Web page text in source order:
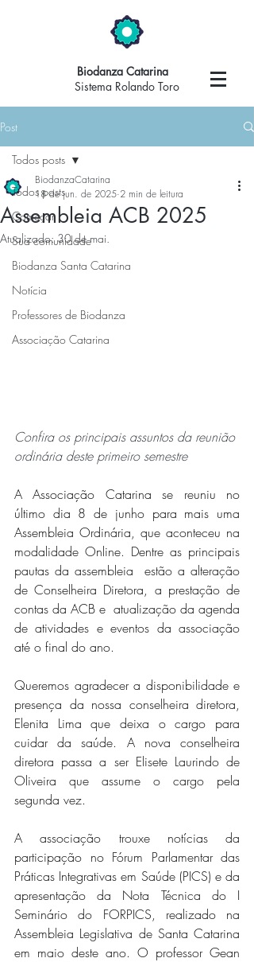
Biodanza Catarina
Sistema Rolando Toro
Post
Todos posts
Começar
Sua comunidade
Biodanza Santa Catarina
Notícia
Professores de Biodanza
Associação Catarina
Todos posts
Assembleia ACB 2025
BiodanzaCatarina
18 de jun. de 2025 2 min de leitura
Atualizado:30 de mai.
Confira os principais assuntos da reunião
ordinária deste primeiro semestre
A Associação Catarina se reuniu no
último dia 8 de junho para mais uma
Assembleia Ordinária, que aconteceu na
modalidade Online. Dentre as principais
pautas da assembleia  estão a alteração
de Conselheira Diretora, a prestação de
contas da ACB e  atualização da agenda
de atividades e eventos da associação
até o final do ano.
Queremos agradecer a disponibilidade e
presença da nossa conselheira diretora,
Elenita Lima que deixa o cargo para
cuidar da saúde. A nova conselheira
diretora passa a ser Elisete Laurindo de
Oliveira que assume o cargo pela
segunda vez.
A associação trouxe notícias da
participação no Fórum Parlamentar das
Práticas Integrativas em Saúde (PICS) e da
apresentação da Nota Técnica do I
Seminário do FORPICS, realizado na
Assembleia Legislativa de Santa Catarina
em maio deste ano. O professor Gean